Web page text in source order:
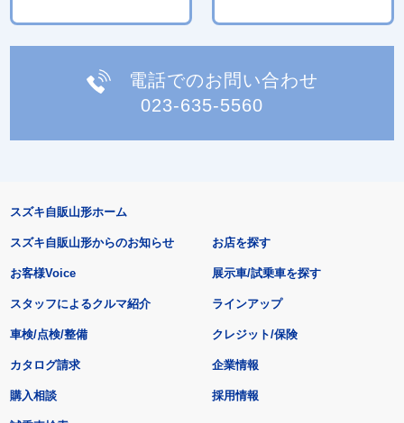
電話でのお問い合わせ
023-635-5560
スズキ自販山形ホーム
スズキ自販山形からのお知らせ
お客様Voice
スタッフによるクルマ紹介
お店を探す
展示車/試乗車を探す
ラインアップ
車検/点検/整備 クレジット/保険
カタログ請求
購入相談
企業情報
採用情報